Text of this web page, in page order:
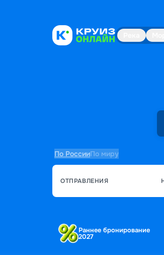
По РоссииПо миру
ОТПРАВЛЕНИЯ
Раннее бронирование
2027